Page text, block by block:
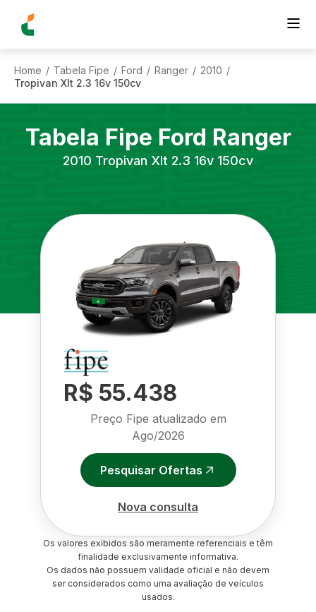
Home / Tabela Fipe / Ford / Ranger / 2010 /
Tropivan Xlt 2.3 16v 150cv
Tabela Fipe Ford Ranger
2010 Tropivan Xlt 2.3 16v 150cv
R$ 55.438
Preço Fipe atualizado em
Ago/2026
Pesquisar Ofertas
Nova consulta
Os valores exibidos são meramente referenciais e têm
finalidade exclusivamente informativa.
Os dados não possuem validade oficial e não devem
ser considerados como uma avaliação de veículos
usados.